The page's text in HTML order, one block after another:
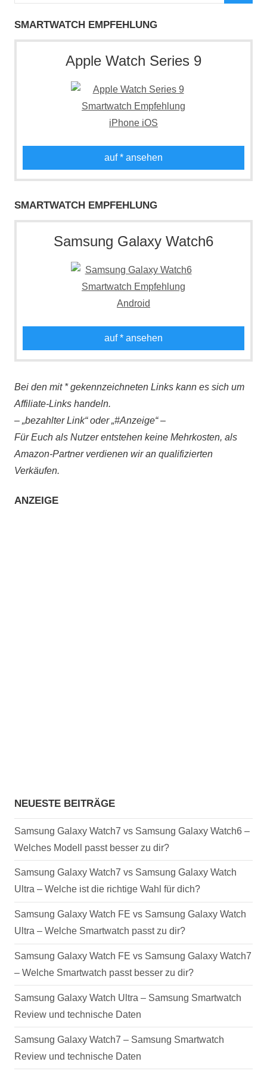
SMARTWATCH EMPFEHLUNG
Apple Watch Series 9
auf* ansehen
SMARTWATCH EMPFEHLUNG
Samsung Galaxy Watch6
auf* ansehen
Bei den mit * gekennzeichneten Links kann es sich um
Affiliate-Links handeln.
– „bezahlter Link“ oder „#Anzeige“ –
Für Euch als Nutzer entstehen keine Mehrkosten, als
Amazon-Partner verdienen wir an qualifizierten
Verkäufen.
ANZEIGE
NEUESTE BEITRÄGE
Samsung Galaxy Watch7 vs Samsung Galaxy Watch6 –
Welches Modell passt besser zu dir?
Samsung Galaxy Watch7 vs Samsung Galaxy Watch
Ultra – Welche ist die richtige Wahl für dich?
Samsung Galaxy Watch FE vs Samsung Galaxy Watch
Ultra – Welche Smartwatch passt zu dir?
Samsung Galaxy Watch FE vs Samsung Galaxy Watch7
– Welche Smartwatch passt besser zu dir?
Samsung Galaxy Watch Ultra – Samsung Smartwatch
Review und technische Daten
Samsung Galaxy Watch7 – Samsung Smartwatch
Review und technische Daten